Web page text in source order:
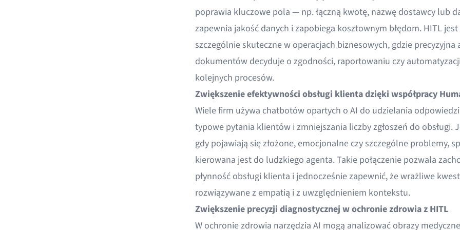
poprawia kluczowe pola — np. łączną kwotę, nazwę dostawcy lub
zapewnia jakość danych i zapobiega kosztownym błędom. HITL jest
szczególnie skuteczne w operacjach biznesowych, gdzie precyzyjna
dokumentów decyduje o zgodności, raportowaniu czy
kolejnych procesów.
Zwiększenie efektywności obsługi klienta dzięki współpracy
Wiele firm używa chatbotów opartych o AI do udzielania
typowe pytania klientów i zmniejszania liczby zgłoszeń do obsługi.
gdy pojawiają się złożone, emocjonalne czy szczególne problemy,
kierowana jest do ludzkiego agenta. Takie połączenie pozwala
płynność obsługi klienta i jednocześnie zapewnić, że wrażliwe
rozwiązywane z empatią i z uwzględnieniem kontekstu.
Zwiększenie precyzji diagnostycznej w ochronie zdrowia z HITL
W ochronie zdrowia narzędzia AI mogą analizować obrazy